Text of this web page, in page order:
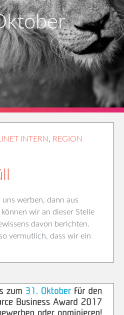
LINET INTERN, REGION
werben, dann aus
wir an dieser Stelle
davon berichten.
vermutlich, dass wir ein